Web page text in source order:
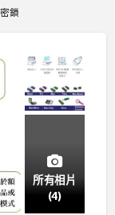
鎖
所有相片
(4)